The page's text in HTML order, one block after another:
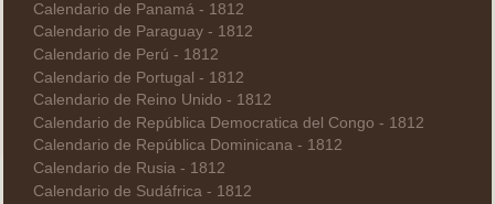
Calendario de Panamá - 1812
Calendario de Paraguay - 1812
Calendario de Perú - 1812
Calendario de Portugal - 1812
Calendario de Reino Unido - 1812
Calendario de República Democratica del Congo - 1812
Calendario de República Dominicana - 1812
Calendario de Rusia - 1812
Calendario de Sudáfrica - 1812